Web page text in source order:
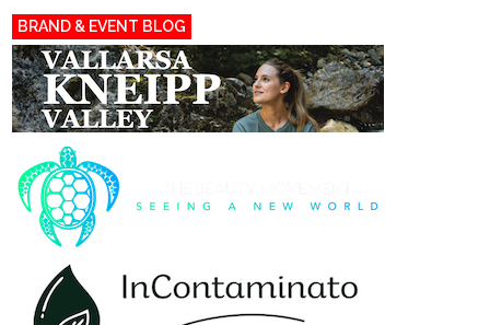
BRAND & EVENT BLOG